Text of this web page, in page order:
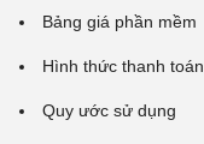
Bảng giá phần mềm
Hình thức thanh toán
Quy ước sử dụng